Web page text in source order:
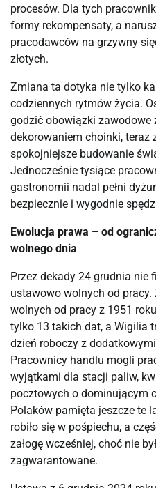
procesów. Dla tych
formy rekompensaty, a
pracodawców na grzywny
złotych.
Zmiana ta dotyka nie tylko
codziennych rytmów życia.
godzić obowiązki
dekorowaniem choinki, teraz
spokojniejsze budowanie
Jednocześnie tysiące
gastronomii nadal pełni
bezpiecznie i wygodnie
Ewolucja prawa – od
wolnego dnia
Przez dekady 24 grudnia nie
ustawowo wolnych od
wolnych od pracy z 1951
tylko 13 takich dat, a Wigilia
dzień roboczy z
Pracownicy handlu mogli
wyjątkami dla stacji paliw,
pocztowych o dominującym
Polaków pamięta jeszcze te
robiło się w pośpiechu, a
załogę wcześniej, choć nie
zagwarantowane.